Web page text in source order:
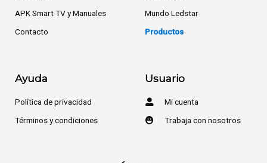
APK Smart TV y Manuales
Contacto
Mundo Ledstar
Productos
Ayuda
Política de privacidad
Términos y condiciones
Usuario
Mi cuenta
Trabaja con nosotros